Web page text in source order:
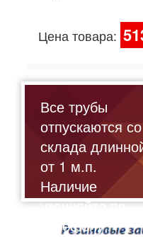
Цена товара:
Все трубы
отпускаются со
склада
от 1 м.п.
Наличие
уточняйте по
телефону: